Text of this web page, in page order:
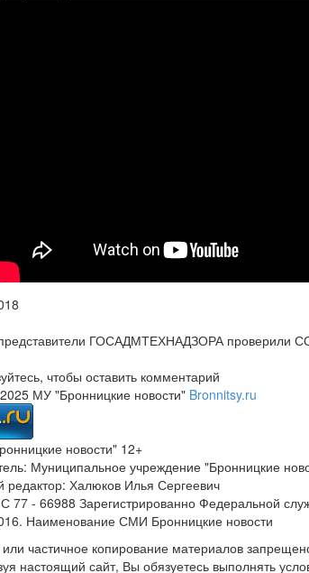
ГОСАДМТЕХНАДЗОРА
чтобы оставить комментарий
МУ "Бронницкие новости" Bronnitsy.ru
новости" 12+
Муниципальное учреждение "Бронницкие
редактор: Халюков Илья Сергеевич
- 66988 Зарегистрированно Федеральной
Наименование СМИ Бронницкие новости
частичное копирование материалов
настоящий сайт, Вы обязуетесь выполнять